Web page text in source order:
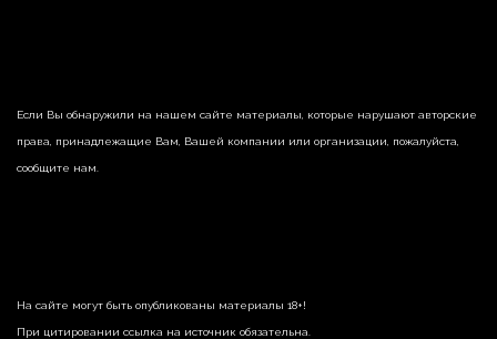
Если Вы обнаружили на нашем сайте материалы, которые нарушают авторские
права, принадлежащие Вам, Вашей компании или организации, пожалуйста,
сообщите нам.
На сайте могут быть опубликованы материалы 18+!
При цитировании ссылка на источник обязательна.